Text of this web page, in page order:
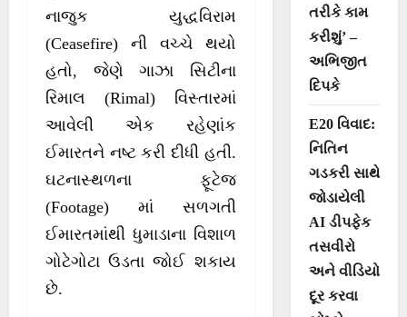
નાજુક યુદ્ધવિરામ
(Ceasefire) ની વચ્ચે થયો
હતો, જેણે ગાઝા સિટીના
રિમાલ (Rimal) વિસ્તારમાં
આવેલી એક રહેણાંક
ઈમારતને નષ્ટ કરી દીધી હતી.
ઘટનાસ્થળના ફૂટેજ
(Footage) માં સળગતી
ઈમારતમાંથી ધુમાડાના વિશાળ
ગોટેગોટા ઉડતા જોઈ શકાય
છે.
તરીકે કામ
કરીશું’ –
અભિજીત
દિપકે
E20 વિવાદ:
નિતિન
ગડકરી સાથે
જોડાયેલી
AI ડીપફેક
તસવીરો
અને વીડિયો
દૂર કરવા